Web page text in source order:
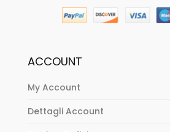
ACCOUNT
My Account
Dettagli Account